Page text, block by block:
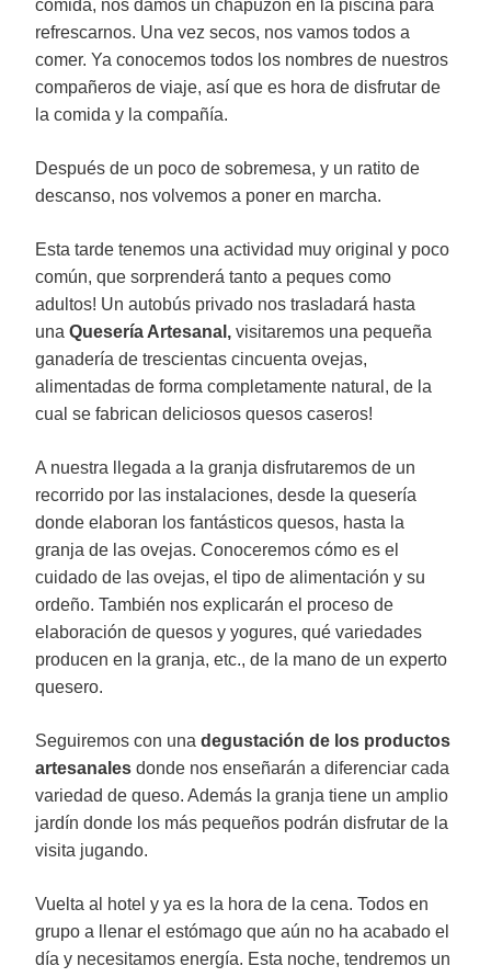
comida, nos damos un chapuzón en la piscina para
refrescarnos. Una vez secos, nos vamos todos a
comer. Ya conocemos todos los nombres de nuestros
compañeros de viaje, así que es hora de disfrutar de
la comida y la compañía.
Después de un poco de sobremesa, y un ratito de
descanso, nos volvemos a poner en marcha.
Esta tarde tenemos una actividad muy original y poco
común, que sorprenderá tanto a peques como
adultos! Un autobús privado nos trasladará hasta
una Quesería Artesanal, visitaremos una pequeña
ganadería de trescientas cincuenta ovejas,
alimentadas de forma completamente natural, de la
cual se fabrican deliciosos quesos caseros!
A nuestra llegada a la granja disfrutaremos de un
recorrido por las instalaciones, desde la quesería
donde elaboran los fantásticos quesos, hasta la
granja de las ovejas. Conoceremos cómo es el
cuidado de las ovejas, el tipo de alimentación y su
ordeño. También nos explicarán el proceso de
elaboración de quesos y yogures, qué variedades
producen en la granja, etc., de la mano de un experto
quesero.
Seguiremos con una degustación de los productos
artesanales donde nos enseñarán a diferenciar cada
variedad de queso. Además la granja tiene un amplio
jardín donde los más pequeños podrán disfrutar de la
visita jugando.
Vuelta al hotel y ya es la hora de la cena. Todos en
grupo a llenar el estómago que aún no ha acabado el
día y necesitamos energía. Esta noche, tendremos un